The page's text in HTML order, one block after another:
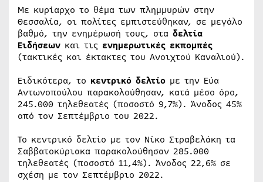
Με κυρίαρχο το θέμα των πλημμυρών στην
Θεσσαλία, οι πολίτες εμπιστεύθηκαν, σε μεγάλο
βαθμό, την ενημέρωσή τους, στα δελτία
Ειδήσεων και τις ενημερωτικές εκπομπές
(τακτικές και έκτακτες του Ανοιχτού Καναλιού).
Ειδικότερα, το κεντρικό δελτίο με την Εύα
Αντωνοπούλου παρακολούθησαν, κατά μέσο όρο,
245.000 τηλεθεατές (ποσοστό 9,7%). Άνοδος 45%
από τον Σεπτέμβριο του 2022.
Το κεντρικό δελτίο με τον Νίκο Στραβελάκη τα
Σαββατοκύριακα παρακολούθησαν 285.000
τηλεθεατές (ποσοστό 11,4%). Άνοδος 22,6% σε
σχέση με τον Σεπτέμβριο 2022.